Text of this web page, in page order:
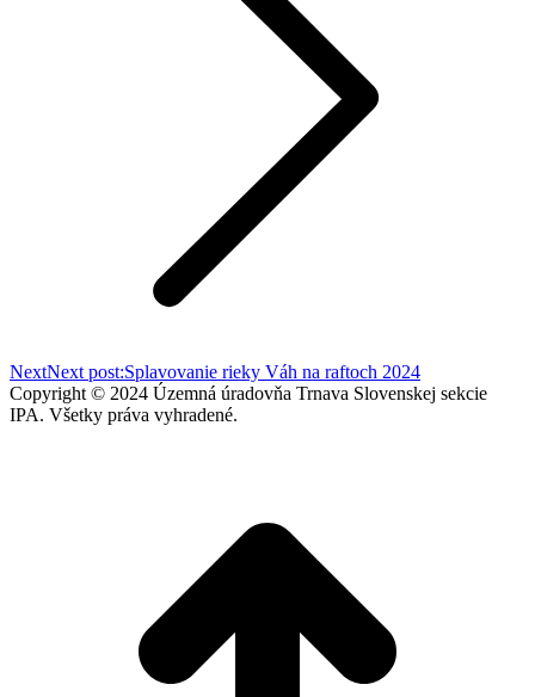
NextNext post:Splavovanie rieky Váh na raftoch 2024
Copyright © 2024 Územná úradovňa Trnava Slovenskej sekcie
IPA. Všetky práva vyhradené.